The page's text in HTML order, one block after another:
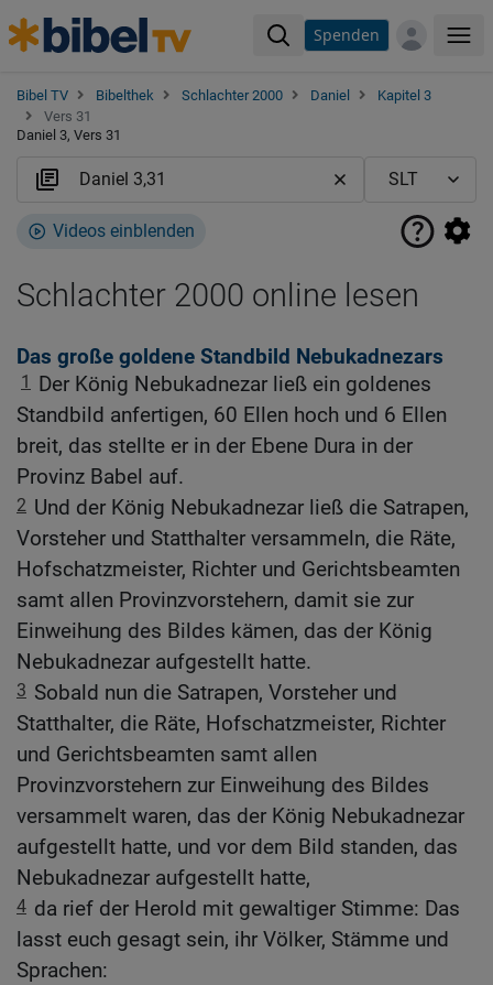
Spenden
Bibel TV Bibelthek Schlachter 2000 Daniel
Kapitel 3
Vers 31
Daniel 3, Vers 31
Videos einblenden
Schlachter 2000 online lesen
Das große goldene Standbild Nebukadnezars
1
Der König Nebukadnezar ließ ein goldenes
Standbild anfertigen, 60 Ellen hoch und 6 Ellen
breit, das stellte er in der Ebene Dura in der
Provinz Babel auf.
2 Und der König Nebukadnezar ließ die Satrapen,
Vorsteher und Statthalter versammeln, die Räte,
Hofschatzmeister, Richter und Gerichtsbeamten
samt allen Provinzvorstehern, damit sie zur
Einweihung des Bildes kämen, das der König
Nebukadnezar aufgestellt hatte.
3 Sobald nun die Satrapen, Vorsteher und
Statthalter, die Räte, Hofschatzmeister, Richter
und Gerichtsbeamten samt allen
Provinzvorstehern zur Einweihung des Bildes
versammelt waren, das der König Nebukadnezar
aufgestellt hatte, und vor dem Bild standen, das
Nebukadnezar aufgestellt hatte,
4 da rief der Herold mit gewaltiger Stimme: Das
lasst euch gesagt sein, ihr Völker, Stämme und
Sprachen: